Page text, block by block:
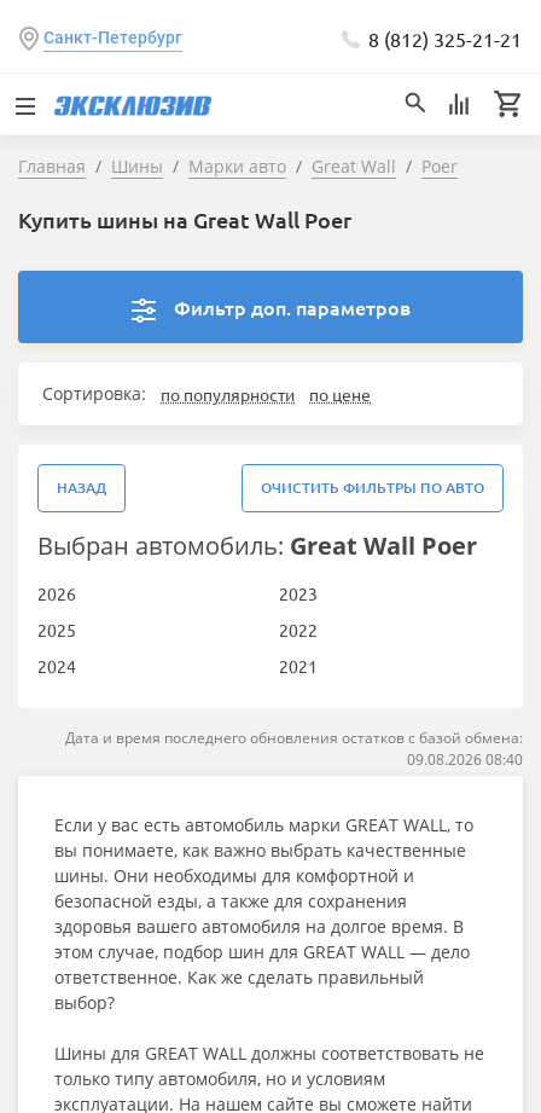
Санкт-Петербург 8 (812) 325-21-21
Главная Шины Марки авто Great Wall Poer
Купить шины на Great Wall Poer
Фильтр доп. параметров
Сортировка: по популярности по цене
НАЗАД ОЧИСТИТЬ ФИЛЬТРЫ ПО АВТО
Выбран автомобиль: Great Wall Poer
2026
2025
2024
2023
2022
2021
Дата и время последнего обновления остатков с базой обмена:
09.08.2026 08:40
Если у вас есть автомобиль марки GREAT WALL, то
вы понимаете, как важно выбрать качественные
шины. Они необходимы для комфортной и
безопасной езды, а также для сохранения
здоровья вашего автомобиля на долгое время. В
этом случае, подбор шин для GREAT WALL — дело
ответственное. Как же сделать правильный
выбор?
Шины для GREAT WALL должны соответствовать не
только типу автомобиля, но и условиям
эксплуатации. На нашем сайте вы сможете найти